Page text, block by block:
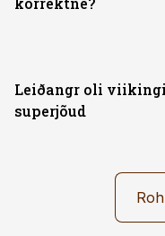
Leiðangr oli
superjõud